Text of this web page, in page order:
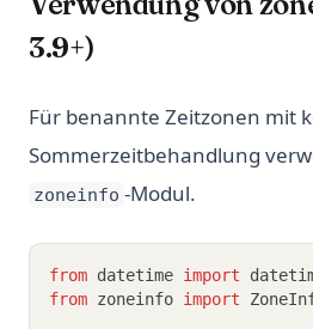
3.9+)
Für benannte Zeitzonen mit
Sommerzeitbehandlung
zoneinfo -Modul.
from datetime import
from zoneinfo import